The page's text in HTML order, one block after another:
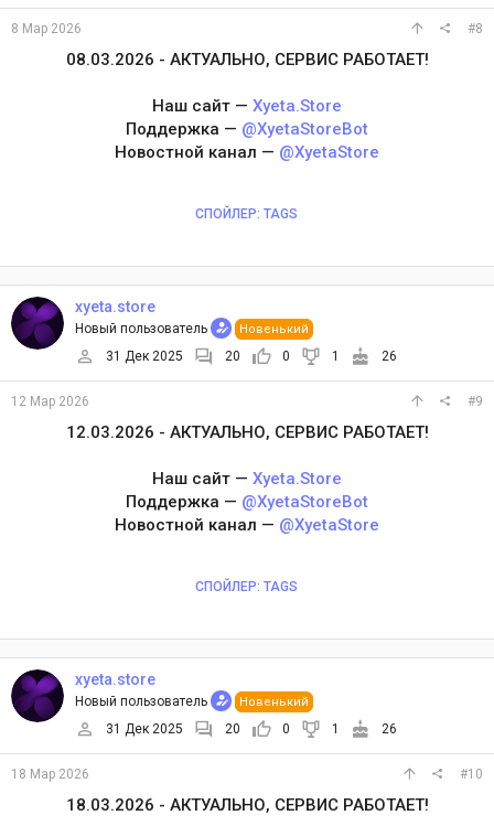
8 Мар 2026 #8
08.03.2026 - АКТУАЛЬНО, СЕРВИС РАБОТАЕТ!
Наш сайт — Xyeta.Store
Поддержка — @XyetaStoreBot
Новостной канал — @XyetaStore
СПОЙЛЕР: TAGS
xyeta.store
Новый пользователь Новенький
31 Дек 2025 20 0 1 26
12 Мар 2026 #9
12.03.2026 - АКТУАЛЬНО, СЕРВИС РАБОТАЕТ!
Наш сайт — Xyeta.Store
Поддержка — @XyetaStoreBot
Новостной канал — @XyetaStore
СПОЙЛЕР: TAGS
xyeta.store
Новый пользователь Новенький
31 Дек 2025 20 0 1 26
18 Мар 2026 #10
18.03.2026 - АКТУАЛЬНО, СЕРВИС РАБОТАЕТ!